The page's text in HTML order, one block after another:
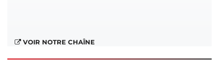
VOIR NOTRE CHAÎNE